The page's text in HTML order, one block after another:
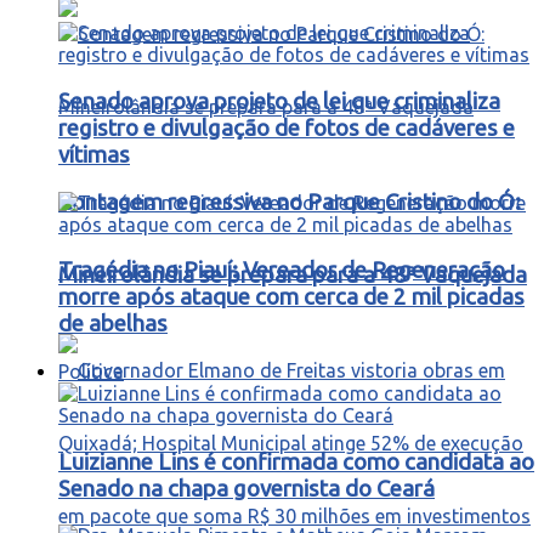
Contagem regressiva no Parque Cristino do Ó:
Mineirolândia se prepara para a 48ª Vaquejada
Senado aprova projeto de lei que criminaliza
registro e divulgação de fotos de cadáveres e
vítimas
Tragédia no Piauí: Vereador de Regeneração
morre após ataque com cerca de 2 mil picadas
de abelhas
Política
Luizianne Lins é confirmada como candidata ao
Senado na chapa governista do Ceará